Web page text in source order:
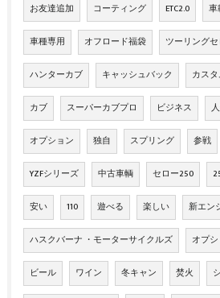
お友達追加 コーティング ETC2.0 車
車種専用 オフロード福袋 ツーリング
ハンターカブ キャッシュバック カス
カブ スーパーカブプロ ビジネス
オプション 独自 スプリング 参戦
YZFシリーズ 中古車輌 セロー250
安い 110 遊べる 楽しい 新エン
ハスクバーナ ・モーターサイクルズ オプ
ビール ワイン 冬キャン 焚火